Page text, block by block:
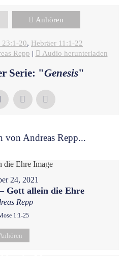
Anhören
23:1-20, Hebräer 11:1-22
Repp | Audio herunterladen
Serie: "Genesis"
von Andreas Repp...
24, 2021
Gott allein die Ehre
Repp
1:1-25